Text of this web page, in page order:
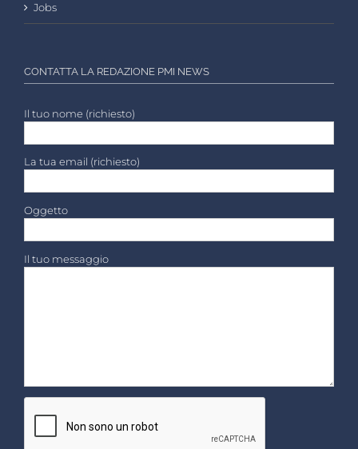
Jobs
CONTATTA LA REDAZIONE PMI NEWS
Il tuo nome (richiesto)
La tua email (richiesto)
Oggetto
Il tuo messaggio